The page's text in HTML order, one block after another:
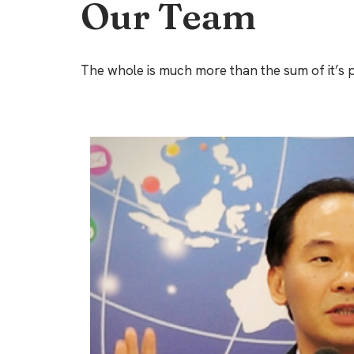
Our Team
The whole is much more than the sum of it’s